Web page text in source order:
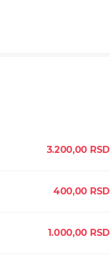
3.200,00 RSD
400,00 RSD
1.000,00 RSD